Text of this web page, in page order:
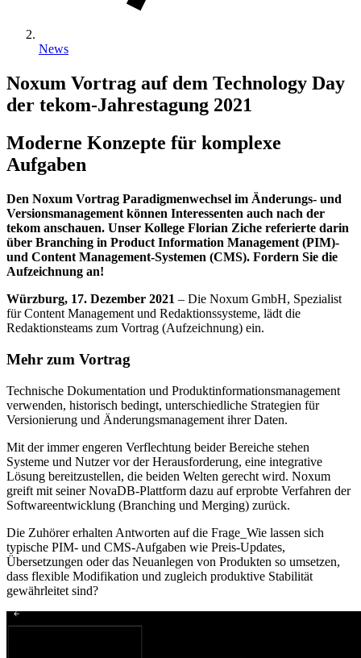
News
Noxum Vortrag auf dem Technology Day
der tekom-Jahrestagung 2021
Moderne Konzepte für komplexe
Aufgaben
Den Noxum Vortrag Paradigmenwechsel im Änderungs- und
Versionsmanagement können Interessenten auch nach der
tekom anschauen. Unser Kollege Florian Ziche referierte darin
über Branching in Product Information Management (PIM)-
und Content Management-Systemen (CMS). Fordern Sie die
Aufzeichnung an!
Würzburg, 17. Dezember 2021 – Die Noxum GmbH, Spezialist
für Content Management und Redaktionssysteme, lädt die
Redaktionsteams zum Vortrag (Aufzeichnung) ein.
Mehr zum Vortrag
Technische Dokumentation und Produktinformationsmanagement
verwenden, historisch bedingt, unterschiedliche Strategien für
Versionierung und Änderungsmanagement ihrer Daten.
Mit der immer engeren Verflechtung beider Bereiche stehen
Systeme und Nutzer vor der Herausforderung, eine integrative
Lösung bereitzustellen, die beiden Welten gerecht wird. Noxum
greift mit seiner NovaDB-Plattform dazu auf erprobte Verfahren der
Softwareentwicklung (Branching und Merging) zurück.
Die Zuhörer erhalten Antworten auf die Frage_Wie lassen sich
typische PIM- und CMS-Aufgaben wie Preis-Updates,
Übersetzungen oder das Neuanlegen von Produkten so umsetzen,
dass flexible Modifikation und zugleich produktive Stabilität
gewährleitet sind?